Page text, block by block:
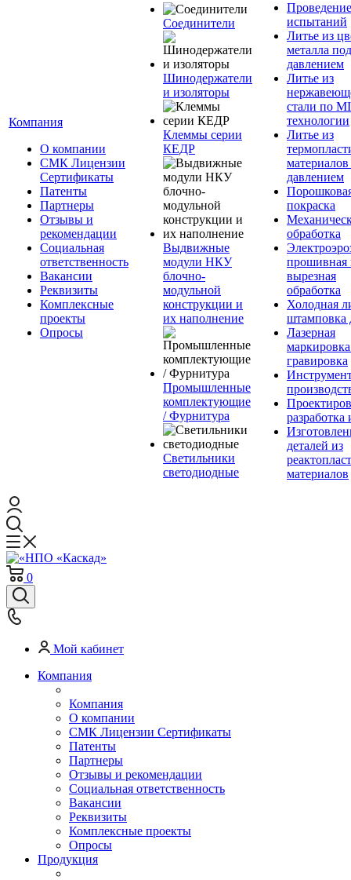
Компания
О компании
СМК Лицензии
Сертификаты
Патенты
Партнеры
Отзывы и
рекомендации
Социальная
ответственность
Вакансии
Реквизиты
Комплексные
проекты
Опросы
Соединители
Шинодержатели
и изоляторы
Клеммы серии
КЕДР
Выдвижные
модули НКУ
блочно-
модульной
конструкции и
их наполнение
Промышленные
комплектующие
/ Фурнитура
Светильники
светодиодные
Проведение
испытаний
Литье из
металла под
давлением
Литье из
стали по
технологии
Литье из
давлением
покраска
обработка
прошивная
вырезная
обработка
Холодная
штамповка
Лазерная
гравировка
разработка
деталей из
материалов
0
Мой кабинет
Компания
Компания
О компании
СМК Лицензии Сертификаты
Патенты
Партнеры
Отзывы и рекомендации
Социальная ответственность
Вакансии
Реквизиты
Комплексные проекты
Опросы
Продукция